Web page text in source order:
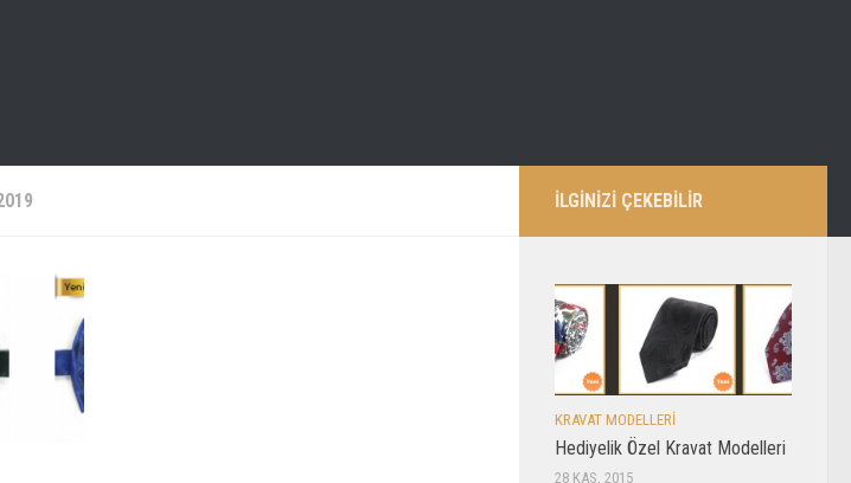
İLGİNİZİ ÇEKEBİLİR
KRAVAT MODELLERI
Hediyelik Özel Kravat Modelleri
28 KAS, 2015